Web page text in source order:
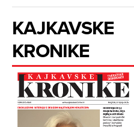
KAJKAVSKE
KRONIKE